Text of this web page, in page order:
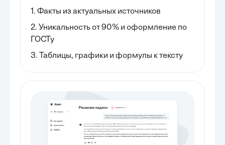
1. Факты из актуальных источников
2. Уникальность от 90% и оформление по
ГОСТу
3. Таблицы, графики и формулы к тексту